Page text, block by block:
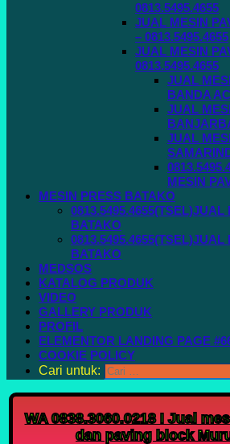
0813.5495.4655
JUAL MESIN
– 0813.5495.4655
JUAL MESIN
0813.5495.4655
JUAL
BANDA
JUAL
JUAL
MESIN
MESIN PRESS BATAKO
0813.5495.4655(TSEL)JUAL
BATAKO
0813.5495.4655(TSEL)JUAL
BATAKO
MEDSOS
KATALOG PRODUK
VIDEO
GALLERY PRODUK
PROFIL
ELEMENTOR LANDING PAGE
COOKIE POLICY
Cari untuk:
WA 0838.3060.0218 I Jual
dan paving block